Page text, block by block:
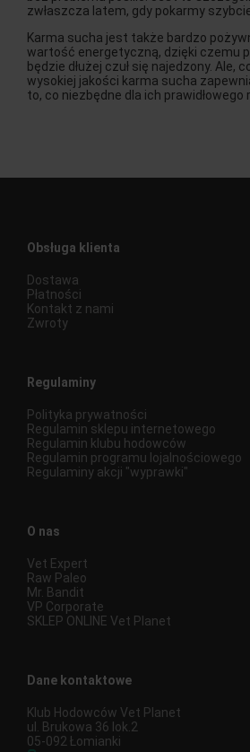
zwłaszcza latem, gdy pokarmy
Karma sucha jest także bardzo
wartość energetyczną, dzięki czemu
będzie dłużej czuł się najedzony. Ale,
wysokiej jakości karma sucha
to, co niezbędne dla ich prawidłowego
Obsługa klienta
Dostawa
Płatności
Kontakt z nami
Zwroty
Regulaminy
Polityka prywatności
Regulamin sklepu internetowego
Regulamin klubu hodowców
Regulamin programu lojalnościowego
Regulaminy akcji "wyprawki"
O nas
Vet Expert
Raw Paleo
Mr. Bandit
VP Corporate
SKLEP ONLINE Vet Planet
Dane kontaktowe
Klub Hodowców Vet Planet
ul. Brukowa 36 lok.2
05-092 Łomianki